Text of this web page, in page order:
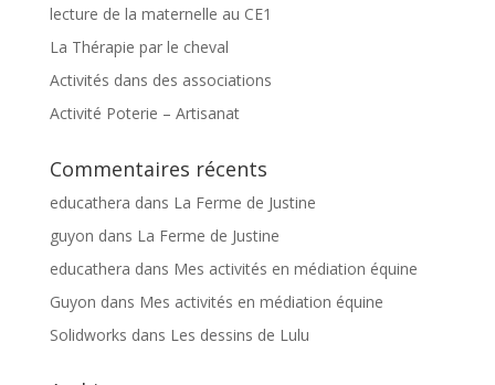
lecture de la maternelle au CE1
La Thérapie par le cheval
Activités dans des associations
Activité Poterie – Artisanat
Commentaires récents
educathera dans La Ferme de Justine
guyon dans La Ferme de Justine
educathera dans Mes activités en médiation équine
Guyon dans Mes activités en médiation équine
Solidworks dans Les dessins de Lulu